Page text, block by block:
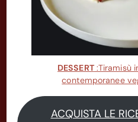
DESSERT:Tiramisù
contemporanee
ACQUISTA LE